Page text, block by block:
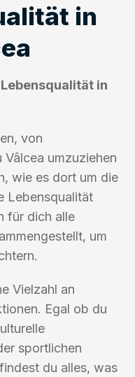
in
in
von
Vâlcea umzuziehen
wie es dort um die
Lebensqualität
für dich alle
um
Vielzahl an
Egal ob du
sportlichen
du alles, was